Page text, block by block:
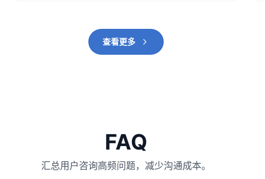
查看更多
FAQ
汇总用户咨询高频问题，减少沟通成本。